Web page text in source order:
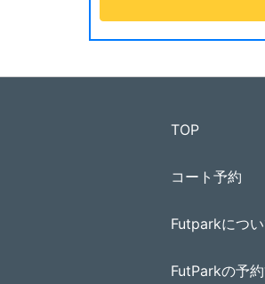
TOP
コート予約
Futparkにつ
FutParkの予